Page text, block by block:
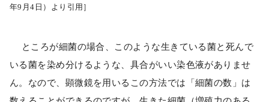
年9月4日）より引用］
ところが細菌の場合、このような生きている菌と死んで
いる菌を染め分けるような、具合がいい染色液がありませ
ん。なので、顕微鏡を用いるこの方法では「細菌の数」は